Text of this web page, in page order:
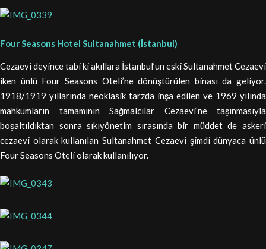
Four Seasons Hotel Sultanahmet (İstanbul)
Cezaevi deyince tabi ki akıllara İstanbul’un eski Sultanahmet Cezaevi
iken ünlü Four Seasons Oteli’ne dönüştürülen binası da geliyor.
1918/1919 yıllarında neoklasik tarzda inşa edilen ve 1969 yılında
mahkumların tamamının Sağmalcılar Cezaevi’ne taşınmasıyla
boşaltıldıktan sonra sıkıyönetim sırasında bir müddet de askeri
cezaevi olarak kullanılan Sultanahmet Cezaevi şimdi dünyaca ünlü
Four Seasons Oteli olarak kullanılıyor.